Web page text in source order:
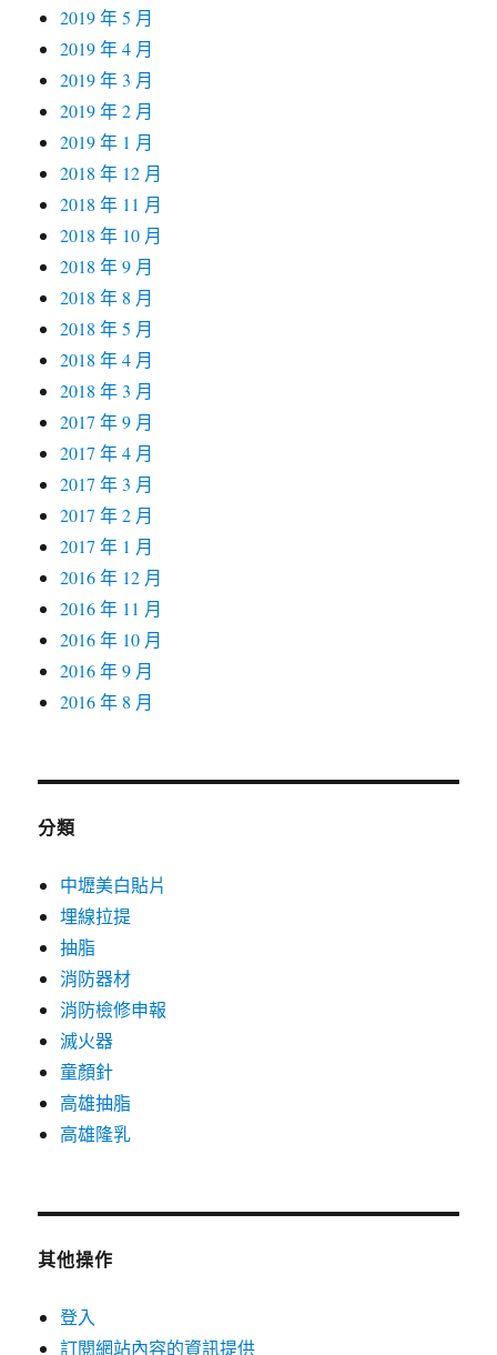
2019 年 5 月
2019 年 4 月
2019 年 3 月
2019 年 2 月
2019 年 1 月
2018 年 12 月
2018 年 11 月
2018 年 10 月
2018 年 9 月
2018 年 8 月
2018 年 5 月
2018 年 4 月
2018 年 3 月
2017 年 9 月
2017 年 4 月
2017 年 3 月
2017 年 2 月
2017 年 1 月
2016 年 12 月
2016 年 11 月
2016 年 10 月
2016 年 9 月
2016 年 8 月
分類
中壢美白貼片
埋線拉提
抽脂
消防器材
消防檢修申報
滅火器
童顏針
高雄抽脂
高雄隆乳
其他操作
登入
訂閱網站內容的資訊提供